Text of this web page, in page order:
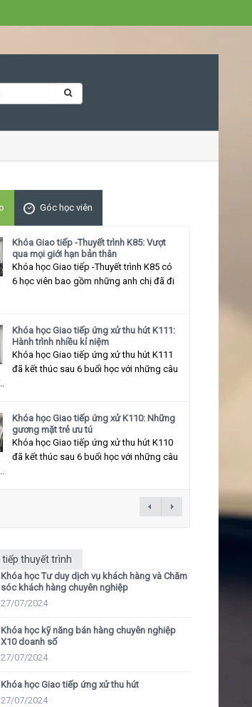
Góc học viên
Khóa Giao tiếp -Thuyết trình K85: Vượt
qua mọi giới hạn bản thân
Khóa học Giao tiếp -Thuyết trình K85 có
6 học viên bao gồm những anh chị đã đi
Khóa học Giao tiếp ứng xử thu hút K111:
Hành trình nhiều kỉ niệm
Khóa học Giao tiếp ứng xử thu hút K111
đã kết thúc sau 6 buổi học với những câu
Khóa học Giao tiếp ứng xử K110: Những
gương mặt trẻ ưu tú
Khóa học Giao tiếp ứng xử thu hút K110
đã kết thúc sau 6 buổi học với những câu
tiếp thuyết trình
Khóa học Tư duy dịch vụ khách hàng và Chăm
sóc khách hàng chuyên nghiệp
27/07/2024
Khóa học kỹ năng bán hàng chuyên nghiệp
X10 doanh số
27/07/2024
Khóa học Giao tiếp ứng xử thu hút
27/07/2024